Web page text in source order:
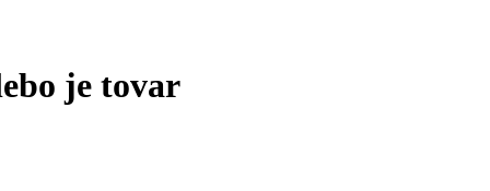
je tovar